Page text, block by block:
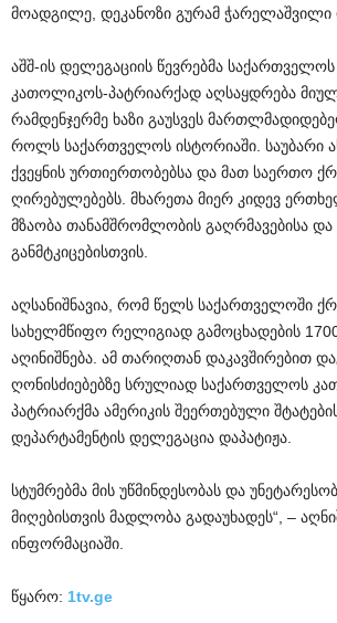
მოადგილე, დეკანოზი გურამ ჭარელაშვილი
აშშ-ის დელეგაციის წევრებმა
კათოლიკოს-პატრიარქად აღსაყდრება
რამდენჯერმე ხაზი გაუსვეს
როლს საქართველოს ისტორიაში. საუბარი
ქვეყნის ურთიერთობებსა და მათ საერთო
ღირებულებებს. მხარეთა მიერ კიდევ
მზაობა თანამშრომლობის გაღრმავებისა და
განმტკიცებისთვის.
აღსანიშნავია, რომ წელს საქართველოში
სახელმწიფო რელიგიად გამოცხადების
აღინიშნება. ამ თარიღთან დაკავშირებით
ღონისძიებებზე სრულიად საქართველოს
პატრიარქმა ამერიკის შეერთებული
დეპარტამენტის დელეგაცია დაპატიჟა.
სტუმრებმა მის უწმინდესობას და
მიღებისთვის მადლობა გადაუხადეს“, –
ინფორმაციაში.
წყარო: 1tv.ge